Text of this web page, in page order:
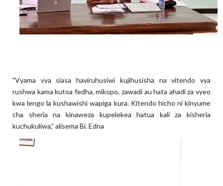
"Vyama vya siasa haviruhusiwi kujihusisha na vitendo vya
rushwa kama kutoa fedha, mikopo, zawadi au hata ahadi za vyeo
kwa lengo la kushawishi wapiga kura. Kitendo hicho ni kinyume
cha sheria na kinaweza kupelekea hatua kali za kisheria
kuchukuliwa,” alisema Bi. Edna